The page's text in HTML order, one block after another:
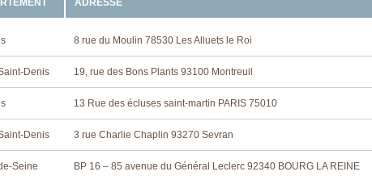
ADRESSE
8 rue du Moulin 78530 Les Alluets le Roi
Denis 19, rue des Bons Plants 93100 Montreuil
13 Rue des écluses saint-martin PARIS 75010
Denis 3 rue Charlie Chaplin 93270 Sevran
Seine BP 16 – 85 avenue du Général Leclerc 92340 BOURG LA REINE